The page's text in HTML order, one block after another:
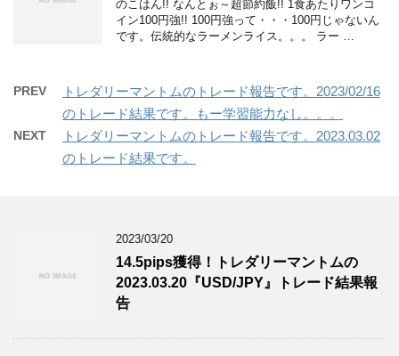
のこはん!! なんとぉ～超節約飯!! 1食あたりワンコ
イン100円強!! 100円強って・・・100円じゃないん
です。伝統的なラーメンライス。。。 ラー …
PREV
トレダリーマントムのトレード報告です。2023/02/16
のトレード結果です。もー学習能力なし。。。
NEXT
トレダリーマントムのトレード報告です。2023.03.02
のトレード結果です。
2023/03/20
14.5pips獲得！トレダリーマントムの
2023.03.20『USD/JPY』トレード結果報
告